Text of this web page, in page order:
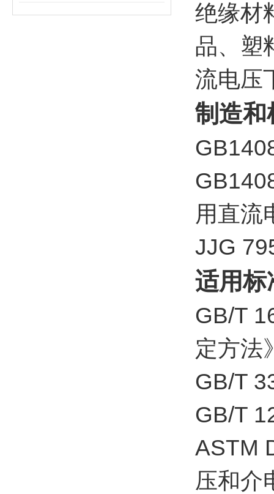
绝缘材
品、塑
流电压
制造和
用直流
JJG
适用标
GB/T
定方法
GB/T
GB/T
ASTM
压和介